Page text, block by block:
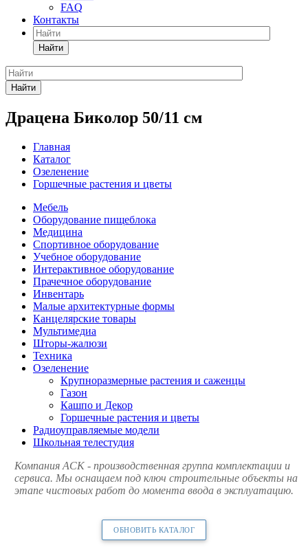
FAQ
Контакты
Найти
Найти
Драцена Биколор 50/11 см
Главная
Каталог
Озеленение
Горшечные растения и цветы
Мебель
Оборудование пищеблока
Медицина
Спортивное оборудование
Учебное оборудование
Интерактивное оборудование
Прачечное оборудование
Инвентарь
Малые архитектурные формы
Канцелярские товары
Мультимедиа
Шторы-жалюзи
Техника
Озеленение
Крупноразмерные растения и саженцы
Газон
Кашпо и Декор
Горшечные растения и цветы
Радиоуправляемые модели
Школьная телестудия
Компания АСК - производственная группа комплектации и
сервиса. Мы оснащаем под ключ строительные объекты на
этапе чистовых работ до момента ввода в эксплуатацию.
ОБНОВИТЬ КАТАЛОГ